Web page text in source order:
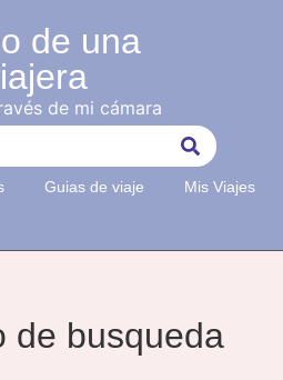
de una
de mi cámara
Guias de viaje Mis Viajes
de busqueda